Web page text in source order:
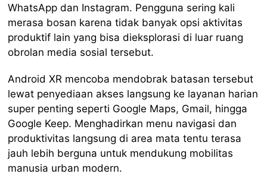
WhatsApp dan Instagram. Pengguna sering kali
merasa bosan karena tidak banyak opsi aktivitas
produktif lain yang bisa dieksplorasi di luar ruang
obrolan media sosial tersebut.
Android XR mencoba mendobrak batasan tersebut
lewat penyediaan akses langsung ke layanan harian
super penting seperti Google Maps, Gmail, hingga
Google Keep. Menghadirkan menu navigasi dan
produktivitas langsung di area mata tentu terasa
jauh lebih berguna untuk mendukung mobilitas
manusia urban modern.